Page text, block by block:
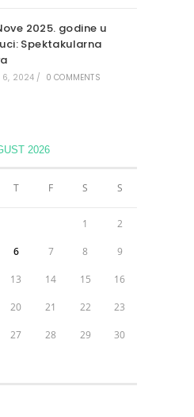
2025. godine u
Spektakularna
6, 2024 / 0 COMMENTS
2026
T F S S
1 2
6 7 8 9
13 14 15 16
20 21 22 23
27 28 29 30